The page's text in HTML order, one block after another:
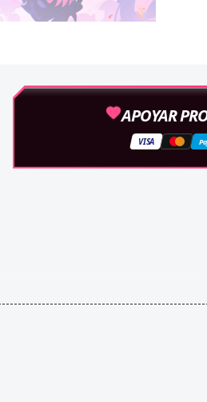
APOYAR
VISA